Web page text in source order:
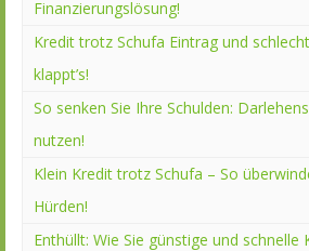
Finanzierungslösung!
Kredit trotz Schufa Eintrag und
klappt’s!
So senken Sie Ihre Schulden:
nutzen!
Klein Kredit trotz Schufa – So
Hürden!
Enthüllt: Wie Sie günstige und schnelle